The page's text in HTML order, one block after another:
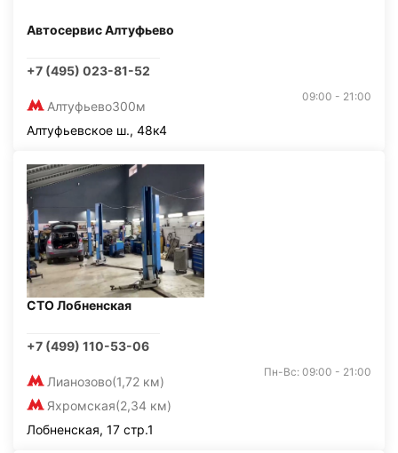
Автосервис Алтуфьево
+7 (495) 023-81-52
Алтуфьево300м
09:00 - 21:00
Алтуфьевское ш., 48к4
СТО Лобненская
+7 (499) 110-53-06
Лианозово(1,72 км)
Яхромская(2,34 км)
Пн-Вс: 09:00 - 21:00
Лобненская, 17 стр.1